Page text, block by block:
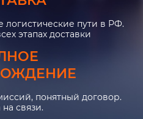
пути в РФ.
этапах доставки
понятный договор.
на связи.